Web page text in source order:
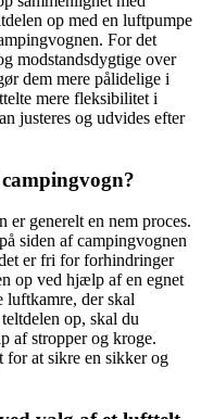
op med en luftpumpe
For det
modstandsdygtige over
dem mere pålidelige i
mere fleksibilitet i
justeres og udvides efter
generelt en nem proces.
siden af campingvognen
er fri for forhindringer
op ved hjælp af en egnet
luftkamre, der skal
op, skal du
af stropper og kroge.
for at sikre en sikker og